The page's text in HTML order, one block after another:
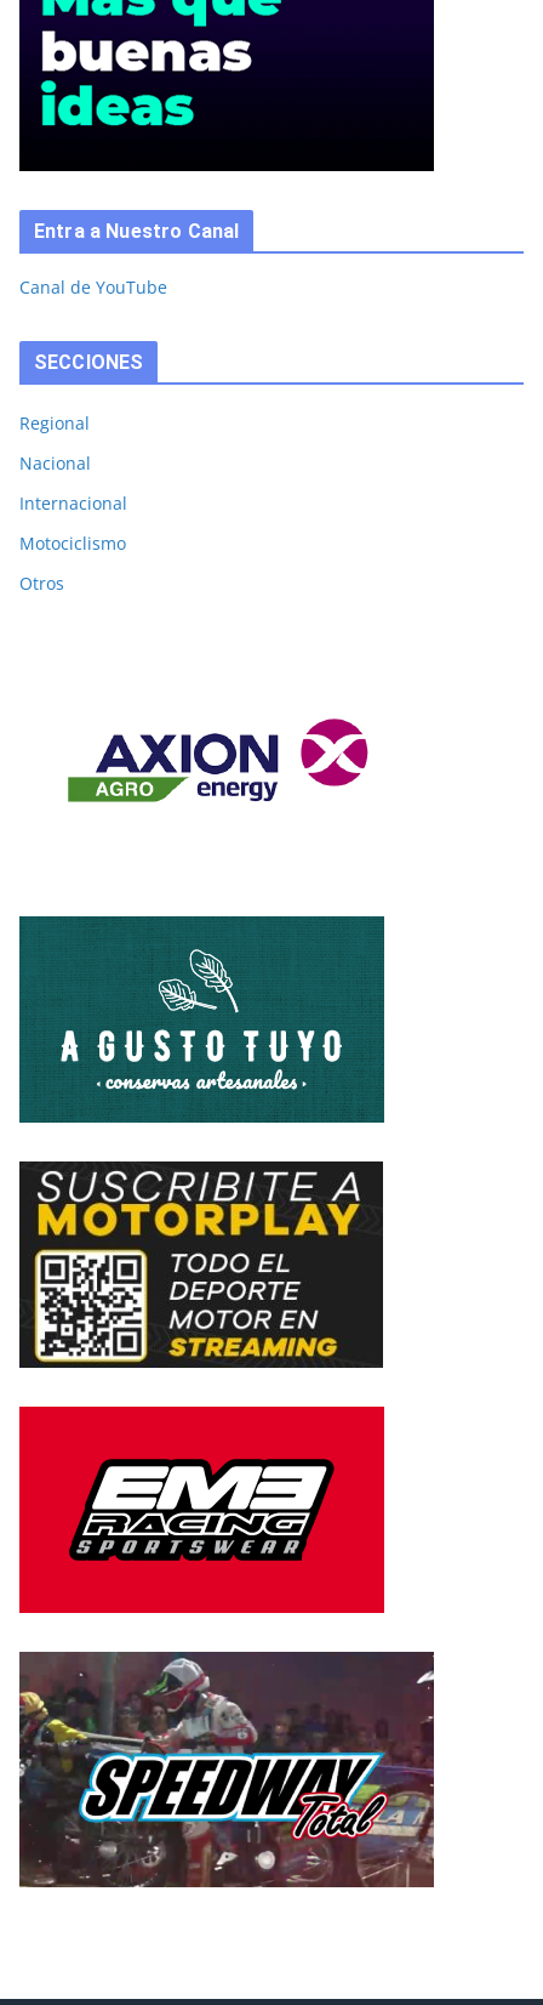
Entra a Nuestro Canal
Canal de YouTube
SECCIONES
Regional
Nacional
Internacional
Motociclismo
Otros